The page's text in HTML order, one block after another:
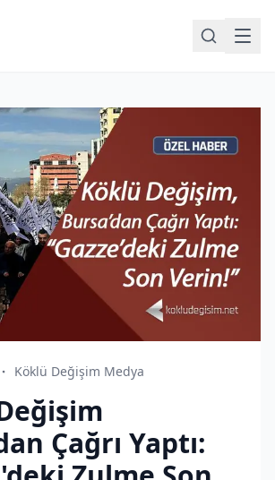
Köklü Değişim Medya
Çağrı Yaptı: